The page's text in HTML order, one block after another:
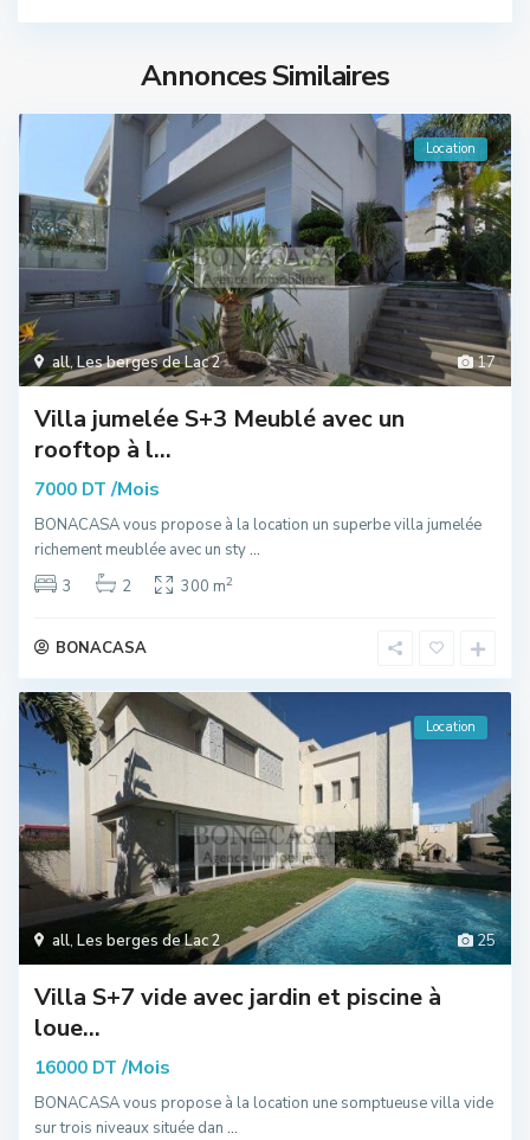
Annonces Similaires
17
all,Les berges de Lac 2
Location
Villa jumelée S+3 Meublé avec un
rooftop à l...
7000 DT /Mois
BONACASA vous propose à la location un superbe villa jumelée
richement meublée avec un sty...
3
2 300 m2
BONACASA
25
all, Les berges de Lac 2
Location
Villa S+7 vide avec jardin et piscine à
loue...
16000 DT /Mois
BONACASA vous propose à la location une somptueuse villa vide
sur trois niveaux située dan ...